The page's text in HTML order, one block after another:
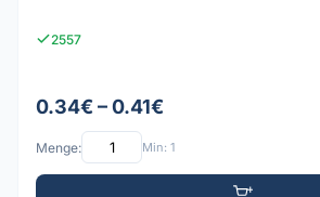
2557
0.34€ – 0.41€
Menge: Min: 1